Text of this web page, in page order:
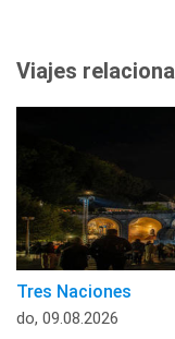
Viajes
Tres Naciones
do, 09.08.2026